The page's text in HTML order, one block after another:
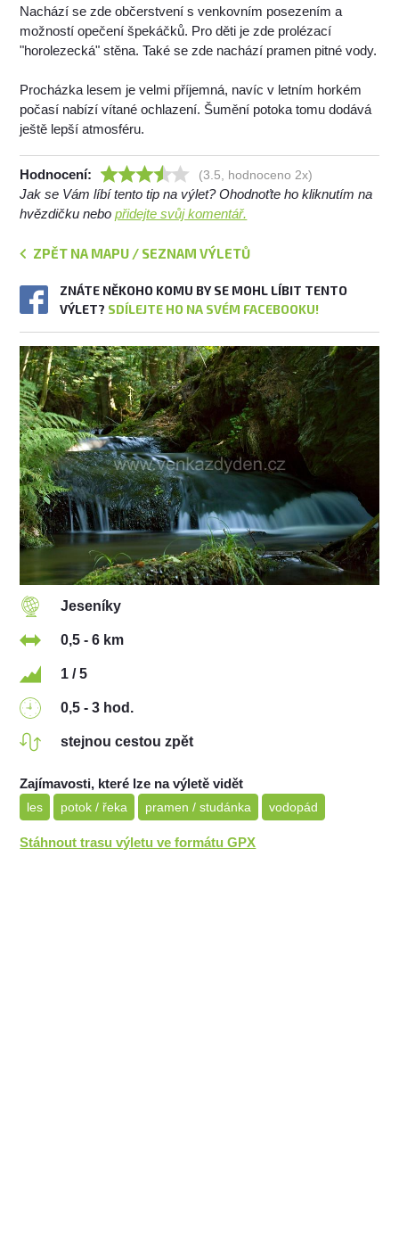
Nachází se zde občerstvení s venkovním posezením a
možností opečení špekáčků. Pro děti je zde prolézací
"horolezecká" stěna. Také se zde nachází pramen pitné vody.
Procházka lesem je velmi příjemná, navíc v letním horkém
počasí nabízí vítané ochlazení. Šumění potoka tomu dodává
ještě lepší atmosféru.
Hodnocení: (3.5, hodnoceno 2x)
Jak se Vám líbí tento tip na výlet? Ohodnoťte ho kliknutím na
hvězdičku nebopřidejte svůj komentář.
ZPĚT NA MAPU / SEZNAM VÝLETŮ
ZNÁTE NĚKOHO KOMU BY SE MOHL LÍBIT TENTO
VÝLET? SDÍLEJTE HO NA SVÉM FACEBOOKU!
Jeseníky
0,5 - 6 km
1 / 5
0,5 - 3 hod.
stejnou cestou zpět
Zajímavosti, které lze na výletě vidět
les potok / řeka pramen / studánka vodopád
Stáhnout trasu výletu ve formátu GPX